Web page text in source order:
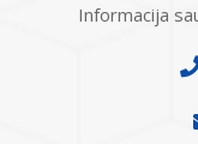
Informacija